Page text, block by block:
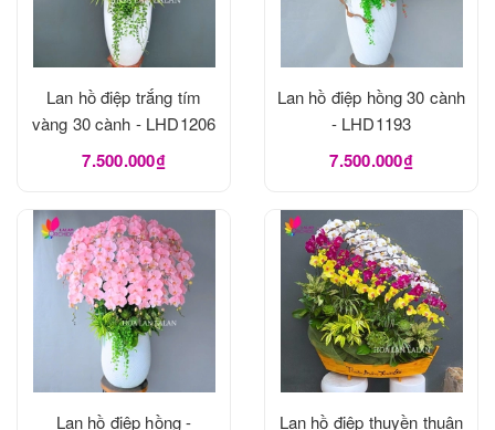
Lan hồ điệp trắng tím
vàng 30 cành - LHD1206
7.500.000₫
Lan hồ điệp hồng 30 cành
- LHD1193
7.500.000₫
Lan hồ điệp hồng -
Lan hồ điệp thuyền thuận